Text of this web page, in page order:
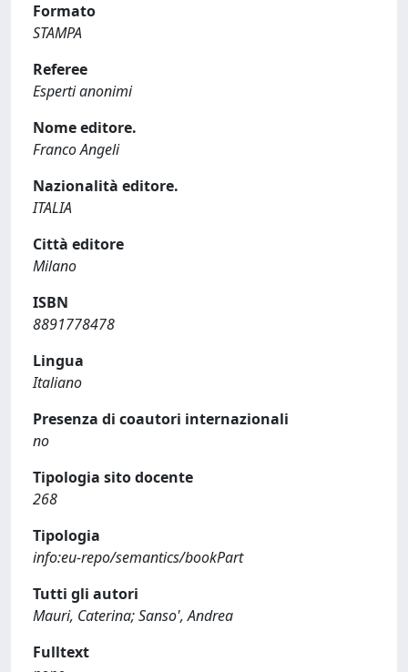
Formato
STAMPA
Referee
Esperti anonimi
Nome editore.
Franco Angeli
Nazionalità editore.
ITALIA
Città editore
Milano
ISBN
8891778478
Lingua
Italiano
Presenza di coautori internazionali
no
Tipologia sito docente
268
Tipologia
info:eu-repo/semantics/bookPart
Tutti gli autori
Mauri, Caterina; Sanso', Andrea
Fulltext